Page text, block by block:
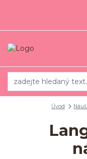
Úvod